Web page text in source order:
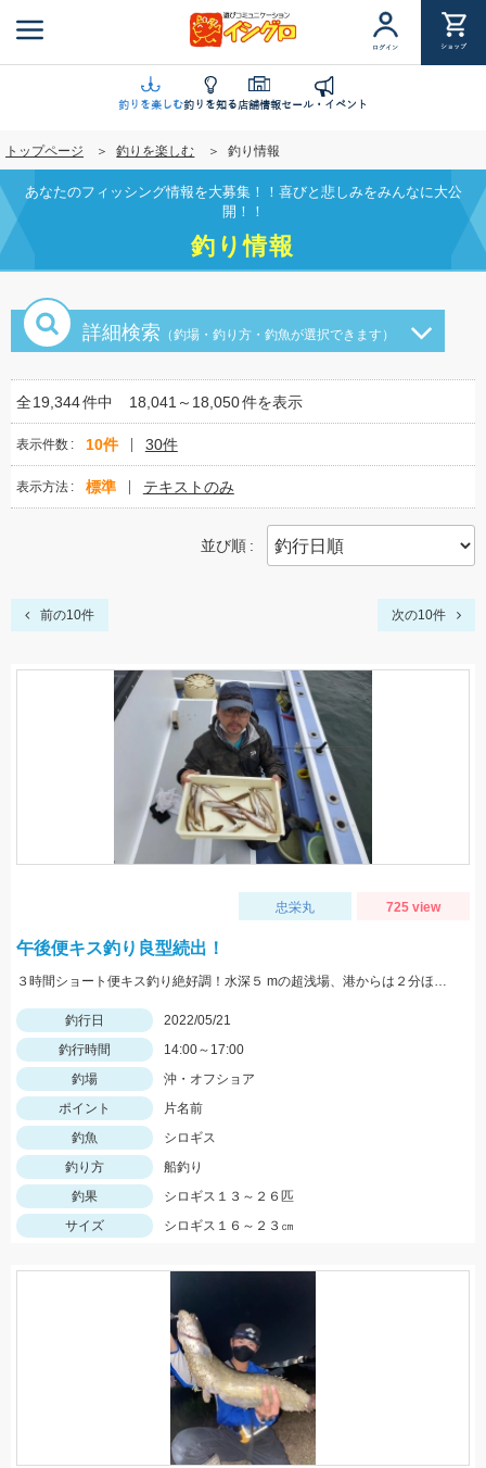
ン
に
移
動
ログイン ショップ
釣りを楽しむ釣りを知る店舗情報セール・イベント
トップページ 釣りを楽しむ 釣り情報
あなたのフィッシング情報を大募集！！喜びと悲しみをみんなに大公
開！！
釣り情報
詳細検索 （釣場・釣り方・釣魚が選択できます）
全19,344件中 18,041～18,050件を表示
表示件数 10件 30件
表示方法 標準 テキストのみ
並び順
前の10件 次の10件
忠栄丸 725 view
午後便キス釣り良型続出！
３時間ショート便キス釣り絶好調！水深５ mの超浅場、港からは２分ほどの片名前が凄い！午後便キス釣り予約受付中です
釣行日
2022/05/21
釣行時間
14:00～17:00
釣場
沖・オフショア
ポイント
片名前
釣魚
シロギス
釣り方
船釣り
釣果
シロギス１３～２６匹
サイズ
シロギス１６～２３㎝